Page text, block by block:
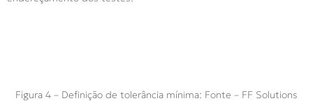
Figura 4 – Definição de tolerância mínima: Fonte – FF Solutions